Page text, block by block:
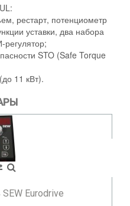
рестарт, потенциометр
уставки, два набора
регулятор;
STO (Safe Torque
11 кВт).
Eurodrive